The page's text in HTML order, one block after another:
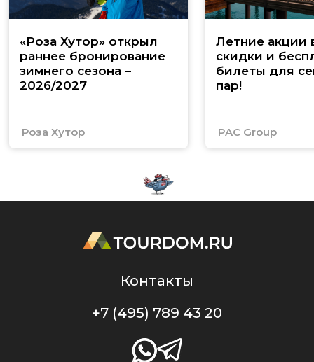
«Роза Хутор» открыл
раннее бронирование
зимнего сезона –
2026/2027
Роза Хутор
Летние акции
скидки и
билеты для
пар!
PAC Group
Контакты
+7 (495) 789 43 20